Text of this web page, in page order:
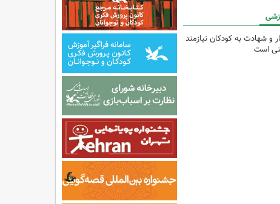
و شهادت به کودکان نیازمند
است